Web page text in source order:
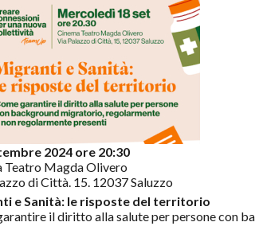
2024 ore 20:30
Teatro Magda Olivero
di Città. 15. 12037 Saluzzo
e Sanità: le risposte del territorio
il diritto alla salute per persone con